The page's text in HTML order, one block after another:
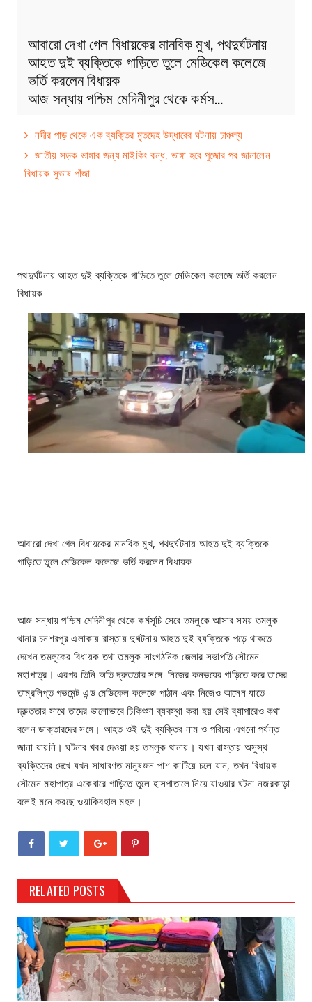
আবারো দেখা গেল বিধায়কের মানবিক মুখ, পথদুর্ঘটনায়
আহত দুই ব্যক্তিকে গাড়িতে তুলে মেডিকেল কলেজে
ভর্তি করলেন বিধায়ক
আজ সন্ধায় পশ্চিম মেদিনীপুর থেকে কর্মস…
নদীর পাড় থেকে এক ব্যক্তির মৃতদেহ উদ্ধারের ঘটনায় চাঞ্চল্য
জাতীয় সড়ক ভাঙ্গার জন্য মাইকিং বন্ধ, ভাঙ্গা হবে পুজোর পর জানালেন
বিধায়ক সুভাষ পাঁজা
পথদুর্ঘটনায় আহত দুই ব্যক্তিকে গাড়িতে তুলে মেডিকেল কলেজে ভর্তি করলেন
বিধায়ক
আবারো দেখা গেল বিধায়কের মানবিক মুখ, পথদুর্ঘটনায় আহত দুই ব্যক্তিকে
গাড়িতে তুলে মেডিকেল কলেজে ভর্তি করলেন বিধায়ক
আজ সন্ধায় পশ্চিম মেদিনীপুর থেকে কর্মসূচি সেরে তমলুকে আসার সময় তমলুক
থানার চনশরপুর এলাকায় রাস্তায় দুর্ঘটনায় আহত দুই ব্যক্তিকে পড়ে থাকতে
দেখেন তমলুকের বিধায়ক তথা তমলুক সাংগঠনিক জেলার সভাপতি সৌমেন
মহাপাত্র। এরপর তিনি অতি দ্রুততার সঙ্গে নিজের কনভয়ের গাড়িতে করে তাদের
তাম্রলিপ্ত গভমেন্ট এন্ড মেডিকেল কলেজে পাঠান এবং নিজেও আসেন যাতে
দ্রুততার সাথে তাদের ভালোভাবে চিকিৎসা ব্যবস্থা করা হয় সেই ব্যাপারেও কথা
বলেন ডাক্তারদের সঙ্গে। আহত ওই দুই ব্যক্তির নাম ও পরিচয় এখনো পর্যন্ত
জানা যায়নি। ঘটনার খবর দেওয়া হয় তমলুক থানায়। যখন রাস্তায় অসুস্থ
ব্যক্তিদের দেখে যখন সাধারণত মানুষজন পাশ কাটিয়ে চলে যান, তখন বিধায়ক
সৌমেন মহাপাত্র একেবারে গাড়িতে তুলে হাসপাতালে নিয়ে যাওয়ার ঘটনা নজরকাড়া
বলেই মনে করছে ওয়াকিবহাল মহল।
RELATED POSTS